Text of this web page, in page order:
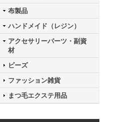
布製品
ハンドメイド（レジン）
アクセサリーパーツ・副資
材
ビーズ
ファッション雑貨
まつ毛エクステ用品